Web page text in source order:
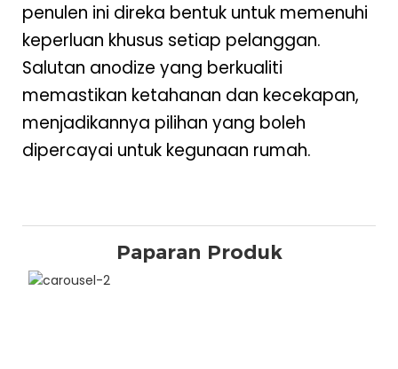
penulen ini direka bentuk untuk memenuhi
keperluan khusus setiap pelanggan.
Salutan anodize yang berkualiti
memastikan ketahanan dan kecekapan,
menjadikannya pilihan yang boleh
dipercayai untuk kegunaan rumah.
Paparan Produk